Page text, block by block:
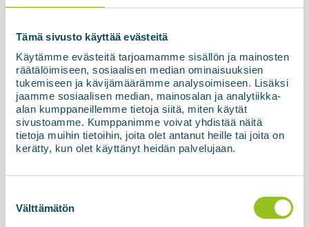
Tämä sivusto käyttää evästeitä
Käytämme evästeitä tarjoamamme sisällön ja mainosten
räätälöimiseen, sosiaalisen median ominaisuuksien
tukemiseen ja kävijämäärämme analysoimiseen. Lisäksi
jaamme sosiaalisen median, mainosalan ja analytiikka-
alan kumppaneillemme tietoja siitä, miten käytät
sivustoamme. Kumppanimme voivat yhdistää näitä
tietoja muihin tietoihin, joita olet antanut heille tai joita on
kerätty, kun olet käyttänyt heidän palvelujaan.
valinta
Välttämätön
10.04.2026
käyttöönotettu –